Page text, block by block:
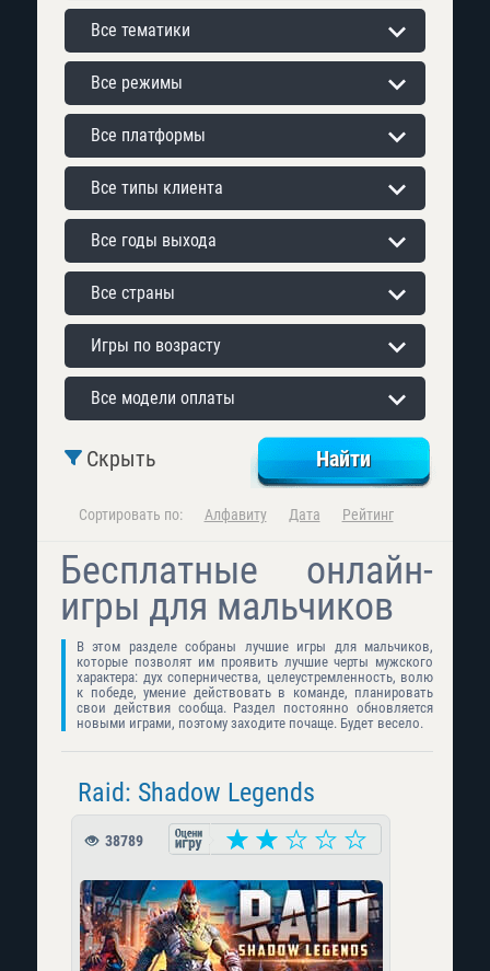
Все тематики
Все режимы
Все платформы
Все типы клиента
Все годы выхода
Все страны
Игры по возрасту
Все модели оплаты
Скрыть
Сортировать по: Алфавиту Дата Рейтинг
Бесплатные онлайн-
игры для мальчиков
В этом разделе собраны лучшие игры для мальчиков,
которые позволят им проявить лучшие черты мужского
характера: дух соперничества, целеустремленность, волю
к победе, умение действовать в команде, планировать
свои действия сообща. Раздел постоянно обновляется
новыми играми, поэтому заходите почаще. Будет весело.
Raid: Shadow Legends
38789